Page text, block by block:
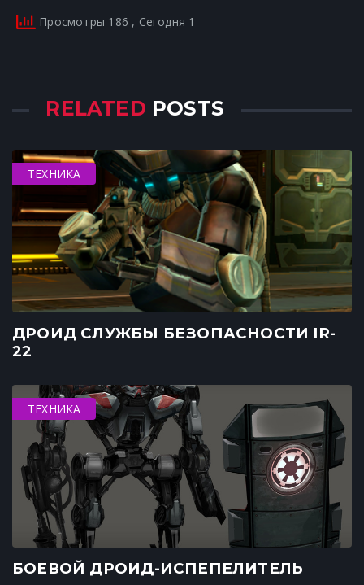
Просмотры 186 , Сегодня 1
RELATED POSTS
ТЕХНИКА
ДРОИД СЛУЖБЫ БЕЗОПАСНОСТИ IR-
22
ТЕХНИКА
БОЕВОЙ ДРОИД-ИСПЕПЕЛИТЕЛЬ